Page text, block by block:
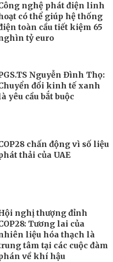
nghệ phát điện linh
có thể giúp hệ thống
toàn cầu tiết kiệm 65
tỷ euro
Nguyễn Đình Thọ:
đổi kinh tế xanh
yêu cầu bắt buộc
chấn động vì số liệu
thải của UAE
nghị thượng đỉnh
Tương lai của
liệu hóa thạch là
tâm tại các cuộc đàm
về khí hậu